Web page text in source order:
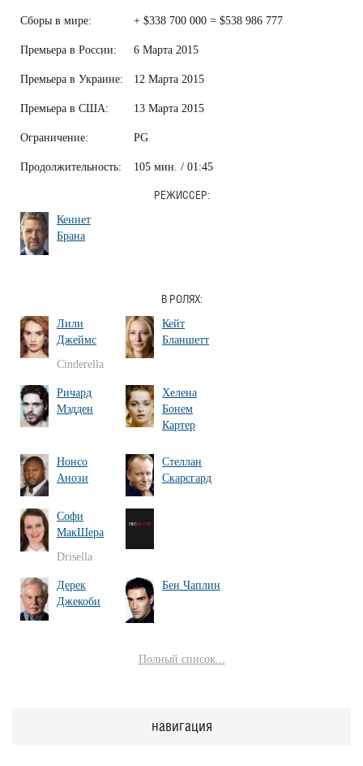
Сборы в мире: + $338 700 000 = $538 986 777
Премьера в России: 6 Марта 2015
Премьера в Украине: 12 Марта 2015
Премьера в США: 13 Марта 2015
Ограничение: PG
Продолжительность: 105 мин. / 01:45
РЕЖИССЕР:
Кеннет
Брана
В РОЛЯХ:
Лили
Джеймс
Cinderella
Кейт
Бланшетт
Ричард
Мэдден
Хелена
Бонем
Картер
Нонсо
Анози
Стеллан
Скарсгард
Софи
МакШера
Drisella
Дерек
Джекоби
Бен Чаплин
Полный список...
навигация